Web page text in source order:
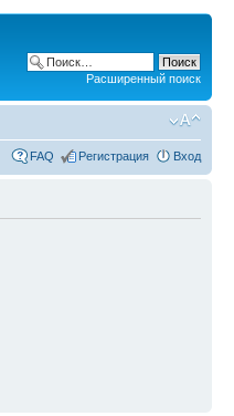
Расширенный поиск
FAQ Регистрация Вход